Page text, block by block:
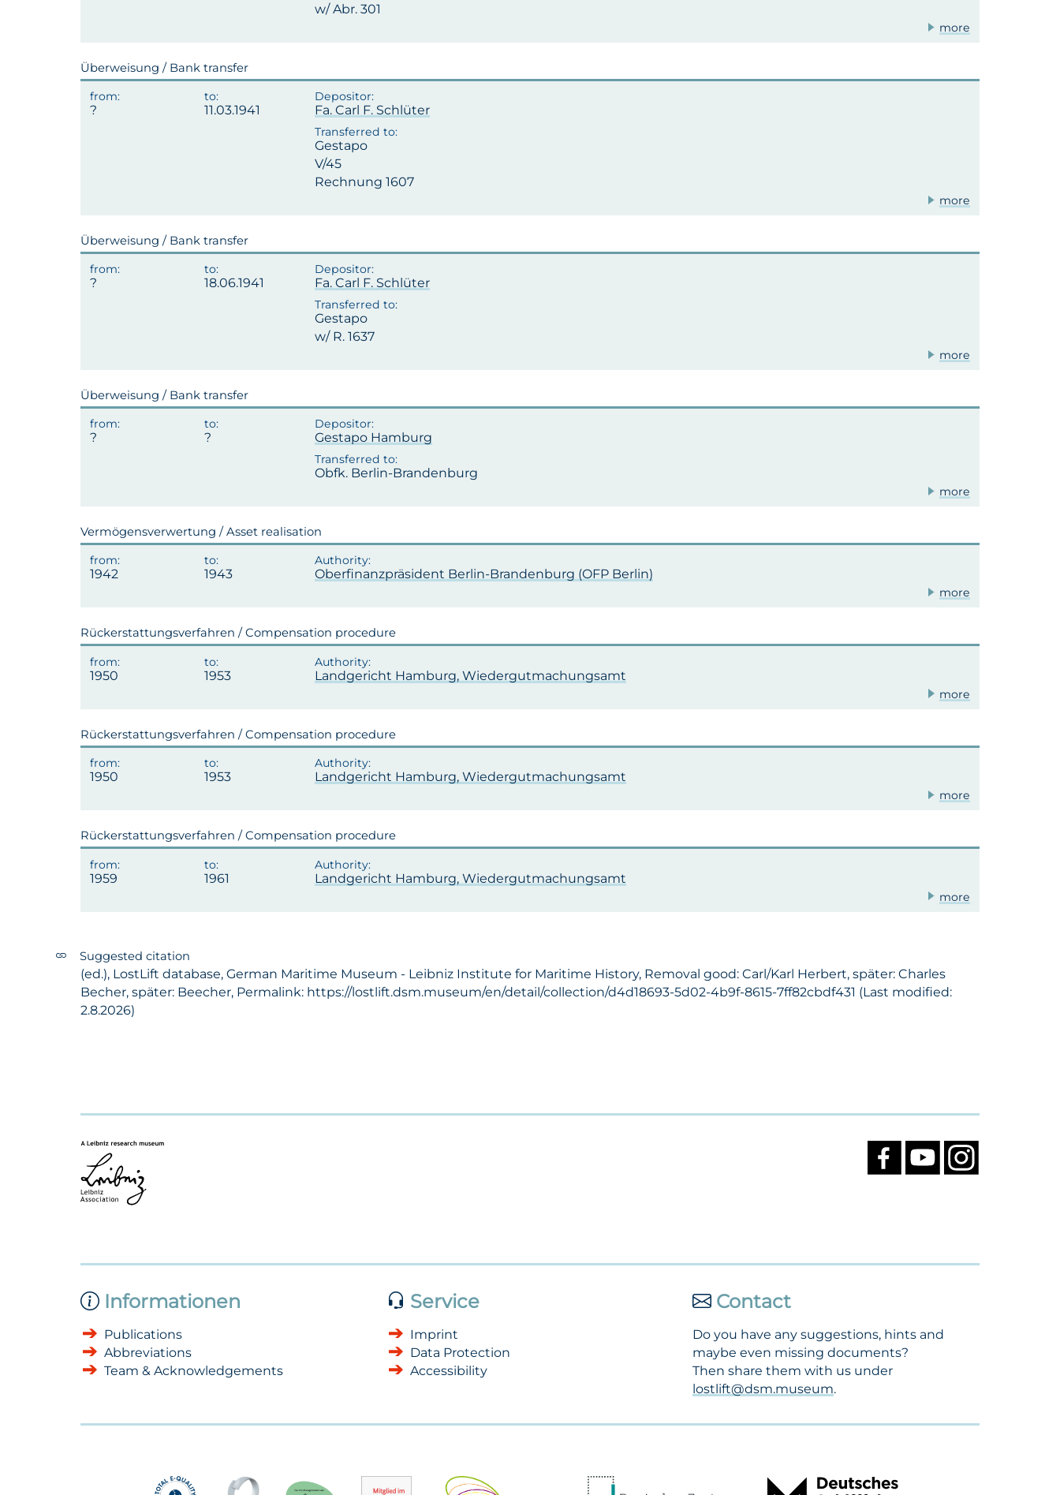
w/ Abr. 301
more
Überweisung / Bank transfer
11.03.1941 Fa. Carl F. Schlüter
Gestapo
V/45
Rechnung 1607
more
Überweisung / Bank transfer
18.06.1941 Fa. Carl F. Schlüter
Gestapo
w/ R. 1637
more
Überweisung / Bank transfer
Gestapo Hamburg
Obfk. Berlin-Brandenburg
more
Vermögensverwertung / Asset realisation
1942 1943 Oberfinanzpräsident Berlin-Brandenburg (OFP Berlin)
more
Rückerstattungsverfahren / Compensation procedure
1950 1953 Landgericht Hamburg, Wiedergutmachungsamt
more
Rückerstattungsverfahren / Compensation procedure
1950 1953 Landgericht Hamburg, Wiedergutmachungsamt
more
Rückerstattungsverfahren / Compensation procedure
1959 1961 Landgericht Hamburg, Wiedergutmachungsamt
more
Suggested citation
(ed.), LostLift database, German Maritime Museum - Leibniz Institute for Maritime History, Removal good: Carl/Karl Herbert, später: Charles
Becher, später: Beecher, Permalink: https://lostlift.dsm.museum/en/detail/collection/d4d18693-5d02-4b9f-8615-7ff82cbdf431 (Last modified:
2.8.2026)
Informationen
Publications
Abbreviations
Team & Acknowledgements
Service
Imprint
Data Protection
Accessibility
Contact
Do you have any suggestions, hints and
maybe even missing documents?
Then share them with us under
lostlift@dsm.museum.